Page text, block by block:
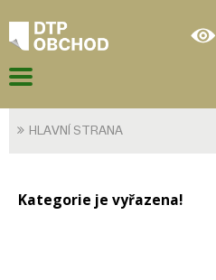
HLAVNÍ STRANA
Kategorie je vyřazena!